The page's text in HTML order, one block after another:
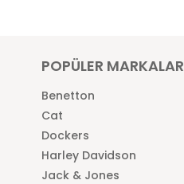
POPÜLER MARKALAR
Benetton
Cat
Dockers
Harley Davidson
Jack & Jones